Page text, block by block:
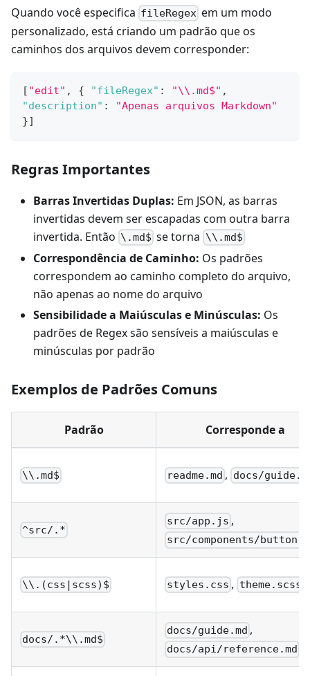
Quando você especifica fileRegex em um modo
personalizado, está criando um padrão que os
caminhos dos arquivos devem corresponder:
[ "edit" , { "fileRegex" : "\\.md$" ,
"description" :
"Apenas arquivos Markdown"
}]
Regras Importantes
Barras Invertidas Duplas: Em JSON, as barras
invertidas devem ser escapadas com outra barra
invertida. Então \.md$ se torna \\.md$
Correspondência de Caminho: Os padrões
correspondem ao caminho completo do arquivo,
não apenas ao nome do arquivo
Sensibilidade a Maiúsculas e Minúsculas: Os
padrões de Regex são sensíveis a maiúsculas e
minúsculas por padrão
Exemplos de Padrões Comuns
Padrão Corresponde a
\\.md$ readme.md , docs/
^src/.*
src/app.js ,
src/components/
\\.(css|scss)$ styles.css , theme.scss
docs/.*\\.md$
docs/guide.md ,
docs/api/reference.md